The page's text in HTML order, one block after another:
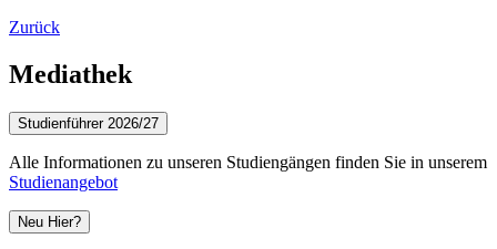
Zurück
Mediathek
Studienführer 2026/27
Alle Informationen zu unseren Studiengängen finden Sie in unserem
Studienangebot
Neu Hier?